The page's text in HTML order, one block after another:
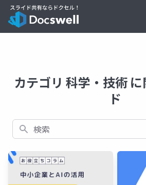
カテゴリ 科学・技術
ド
検索